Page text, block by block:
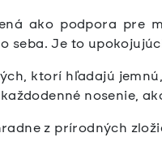
ako podpora pre
seba. Je to
ktorí hľadajú
nosenie,
z prírodných